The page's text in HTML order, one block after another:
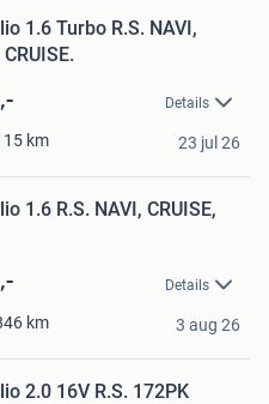
1.6 Turbo R.S. NAVI,
Details
km 23 jul 26
1.6 R.S. NAVI, CRUISE,
Details
km 3 aug 26
2.0 16V R.S. 172PK